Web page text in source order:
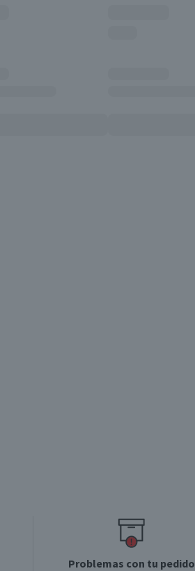
Problemas con tu pedido